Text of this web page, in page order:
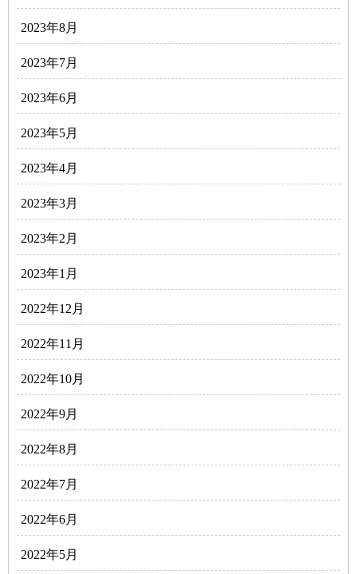
2023年8月
2023年7月
2023年6月
2023年5月
2023年4月
2023年3月
2023年2月
2023年1月
2022年12月
2022年11月
2022年10月
2022年9月
2022年8月
2022年7月
2022年6月
2022年5月